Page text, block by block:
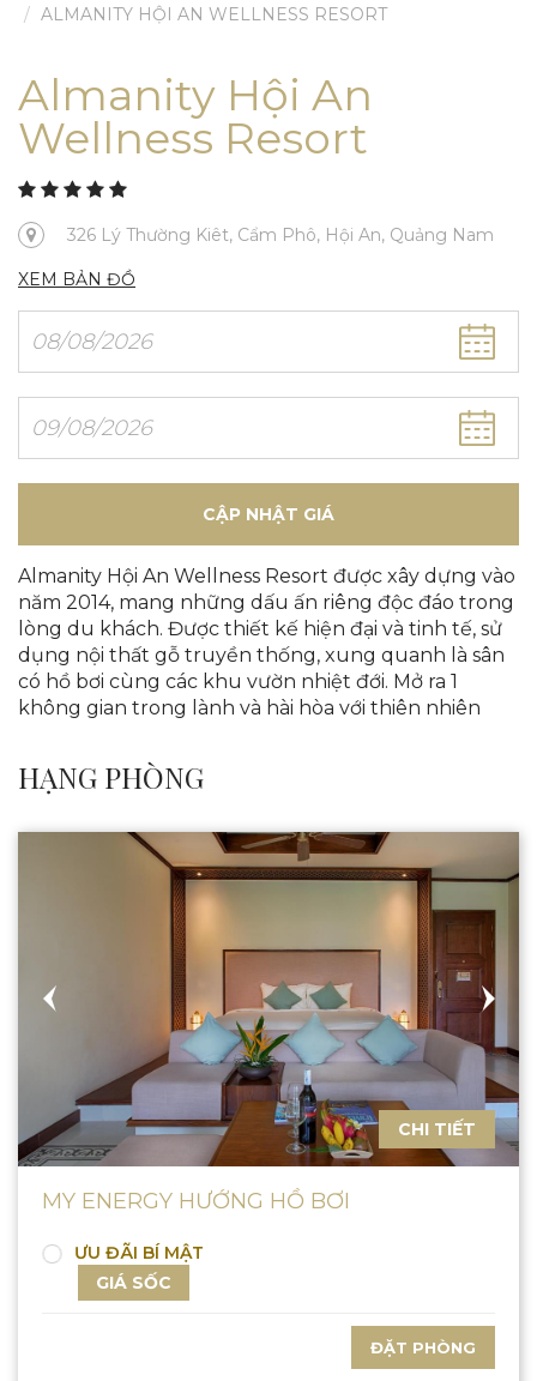
ALMANITY HỘI AN WELLNESS RESORT
Almanity Hội An
Wellness Resort
326 Lý Thường Kiêt, Cẩm Phô, Hội An, Quảng Nam
XEM BẢN ĐỒ
CẬP NHẬT GIÁ
Almanity Hội An Wellness Resort được xây dựng vào
năm 2014, mang những dấu ấn riêng độc đáo trong
lòng du khách. Được thiết kế hiện đại và tinh tế, sử
dụng nội thất gỗ truyền thống, xung quanh là sân
có hồ bơi cùng các khu vườn nhiệt đới. Mở ra 1
không gian trong lành và hài hòa với thiên nhiên
HẠNG PHÒNG
CHI TIẾT
MY ENERGY HƯỚNG HỒ BƠI
ƯU ĐÃI BÍ MẬT
GIÁ SỐC
ĐẶT PHÒNG